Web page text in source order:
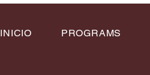
INICIO PROGRAMS